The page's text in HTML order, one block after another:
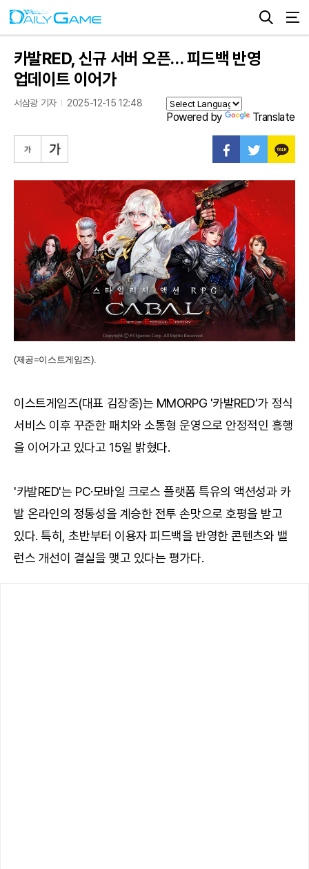
카발RED, 신규 서버 오픈… 피드백 반영
업데이트 이어가
서삼광 기자 2025-12-15 12:48
Powered by Translate
(제공=이스트게임즈).
이스트게임즈(대표 김장중)는 MMORPG '카발RED'가 정식
서비스 이후 꾸준한 패치와 소통형 운영으로 안정적인 흥행
을 이어가고 있다고 15일 밝혔다.
'카발RED'는 PC·모바일 크로스 플랫폼 특유의 액션성과 카
발 온라인의 정통성을 계승한 전투 손맛으로 호평을 받고
있다. 특히, 초반부터 이용자 피드백을 반영한 콘텐츠와 밸
런스 개선이 결실을 맺고 있다는 평가다.